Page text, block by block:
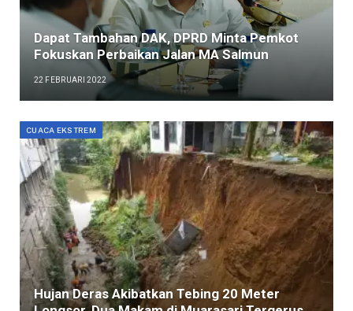
Dapat Tambahan DAK, DPRD Minta Pemkot
Fokuskan Perbaikan Jalan MA Salmun
22 FEBRUARI 2022
CUACA EKSTREM
Hujan Deras Akibatkan Tebing 20 Meter